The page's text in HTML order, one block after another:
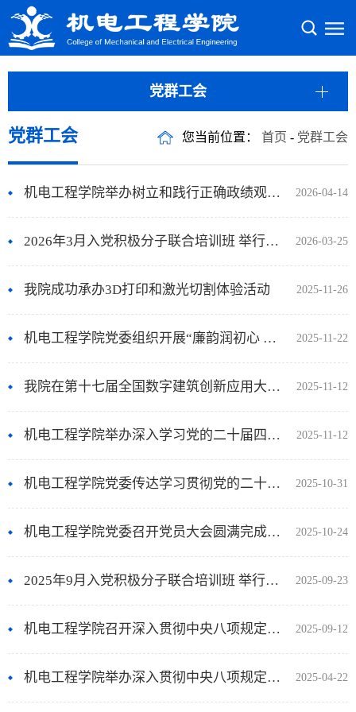
党群工会
党群工会 您当前位置： 首页 - 党群工会
2026-04-14
机电工程学院举办树立和践行正确政绩观学习教育专题讲座
2026-03-25
2026年3月入党积极分子联合培训班 举行开班仪式暨第一次专题辅导
2025-11-26
我院成功承办3D打印和激光切割体验活动
2025-11-22
机电工程学院党委组织开展“廉韵润初心 清风强党性”主题党日活动
2025-11-12
我院在第十七届全国数字建筑创新应用大赛斩获2项国赛一等奖
2025-11-12
机电工程学院举办深入学习党的二十届四中全会精神专题讲座
2025-10-31
机电工程学院党委传达学习贯彻党的二十届四中全会精神
2025-10-24
机电工程学院党委召开党员大会圆满完成选举工作
2025-09-23
2025年9月入党积极分子联合培训班 举行开班仪式暨第一次专题辅导
2025-09-12
机电工程学院召开深入贯彻中央八项规定精神学习教育总结会
2025-04-22
机电工程学院举办深入贯彻中央八项规定精神学习教育专题讲座